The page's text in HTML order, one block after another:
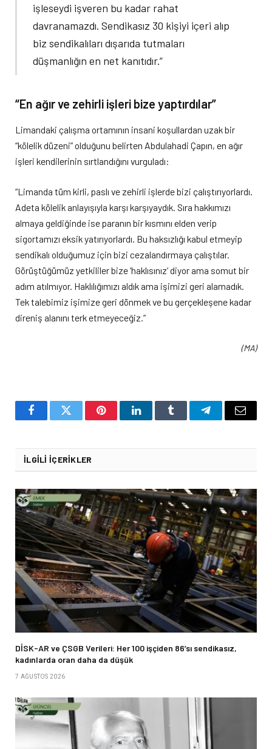
işleseydi işveren bu kadar rahat
davranamazdı. Sendikasız 30 kişiyi içeri alıp
biz sendikalıları dışarıda tutmaları
düşmanlığın en net kanıtıdır.”
“En ağır ve zehirli işleri bize yaptırdılar”
Limandaki çalışma ortamının insani koşullardan uzak bir
“kölelik düzeni” olduğunu belirten Abdulahadi Çapın, en ağır
işleri kendilerinin sırtlandığını vurguladı:
“Limanda tüm kirli, paslı ve zehirli işlerde bizi çalıştırıyorlardı.
Adeta kölelik anlayışıyla karşı karşıyaydık. Sıra hakkımızı
almaya geldiğinde ise paranın bir kısmını elden verip
sigortamızı eksik yatırıyorlardı. Bu haksızlığı kabul etmeyip
sendikalı olduğumuz için bizi cezalandırmaya çalıştılar.
Görüştüğümüz yetkililer bize ‘haklısınız’ diyor ama somut bir
adım atılmıyor. Haklılığımızı aldık ama işimizi geri alamadık.
Tek talebimiz işimize geri dönmek ve bu gerçekleşene kadar
direniş alanını terk etmeyeceğiz.”
(MA)
FacebookTwitter PinterestLinkedInTumblr TelegramEmail
İLGILI İÇERIKLER
DİSK-AR ve ÇSGB Verileri: Her 100 işçiden 86’sı sendikasız,
kadınlarda oran daha da düşük
7 AĞUSTOS 2026